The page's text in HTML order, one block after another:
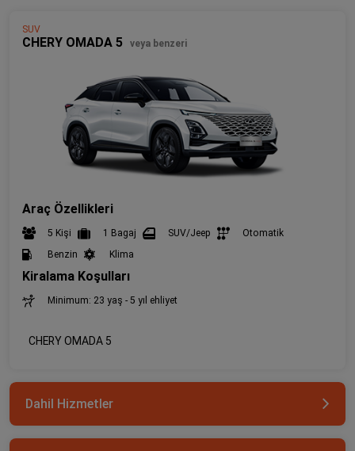
SUV
CHERY OMADA 5 veya benzeri
Araç Özellikleri
5 Kişi 1 Bagaj SUV/Jeep
Otomatik
Benzin
Klima
Kiralama Koşulları
Minimum: 23 yaş - 5 yıl ehliyet
CHERY OMADA 5
Dahil Hizmetler